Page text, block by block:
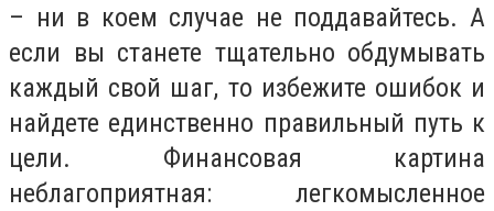
– ни в коем случае не поддавайтесь. А
если вы станете тщательно обдумывать
каждый свой шаг, то избежите ошибок и
найдете единственно правильный путь к
цели. Финансовая картина
неблагоприятная: легкомысленное